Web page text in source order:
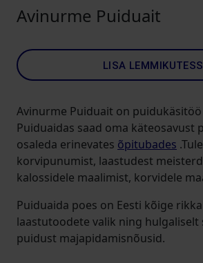
Avinurme Puiduait
LISA
Avinurme Puiduait on
Puiduaidas saad oma käteosavust
osaleda erinevates õpitubades
korvipunumist, laastudest
kalossidele maalimist, korvidele
Puiduaida poes on Eesti kõige
laastutoodete valik ning hulgaliselt
puidust majapidamisnõusid.